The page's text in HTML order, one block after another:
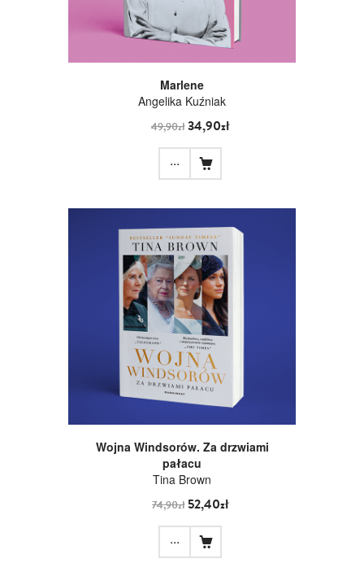
Marlene
Angelika Kuźniak
49,90zł34,90zł
...
Wojna Windsorów. Za drzwiami
pałacu
Tina Brown
74,90zł52,40zł
...